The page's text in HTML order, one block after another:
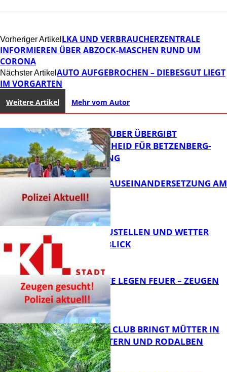
Vorheriger Artikel LKA UND VERBRAUCHERZENTRALE
INFORMIEREN ÜBER ABZOCK-MASCHEN RUND UM
CORONA
Nächster Artikel AUTO AUFGEBROCHEN – DIEBESGUT LIEGT
IM VORGARTEN
Weitere Artikel Mehr vom Autor
MINISTER TEUBER ÜBERGIBT
FÖRDERBESCHEID FÜR BETZENBERG-
ENTWICKLUNG
HANDFESTE AUSEINANDERSETZUNG AM
PFAFFPLATZ
PARKEN, BAUSTELLEN UND WETTER
DIGITAL IM BLICK
FB News
UNBEKANNTE LEGEN FEUER – ZEUGEN
GESUCHT!
NEUER MOM CLUB BRINGT MÜTTER IN
KAISERSLAUTERN UND RODALBEN
ZUSAMMEN